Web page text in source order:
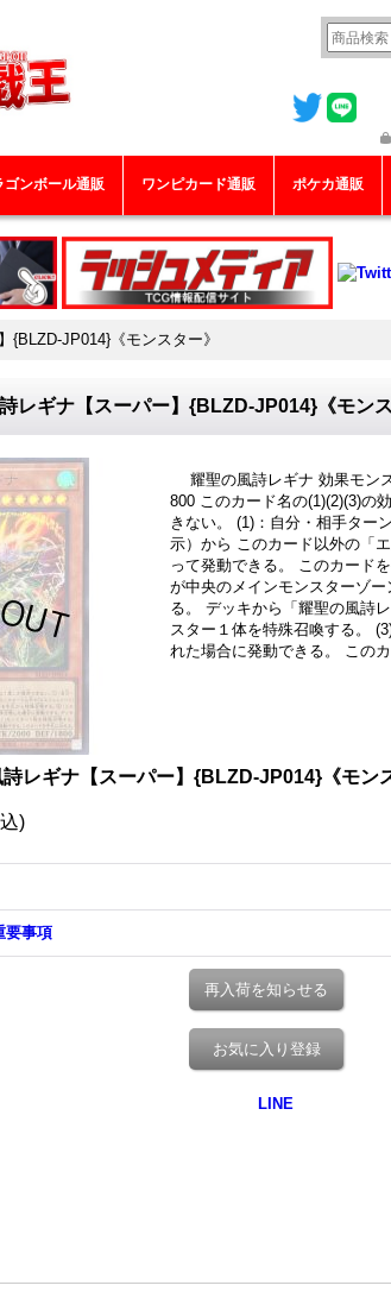
ゴンボール通販 ワンピカード通販 ポケカ通販
{BLZD-JP014}《モンスター》
レギナ【スーパー】{BLZD-JP014}《モンス
耀聖の風詩レギナ 効果モン
800 このカード名の(1)(2)(3)の
きない。 (1)：自分・相手ター
示）から このカード以外の「
って発動できる。 このカード
が中央のメインモンスターゾ
る。 デッキから「耀聖の風詩
スター１体を特殊召喚する。
れた場合に発動できる。 この
詩レギナ【スーパー】{BLZD-JP014}《モン
)
要事項
再入荷を知らせる
お気に入り登録